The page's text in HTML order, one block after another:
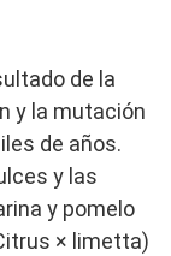
de la
y la mutación
de años.
y las
y pomelo
× limetta)